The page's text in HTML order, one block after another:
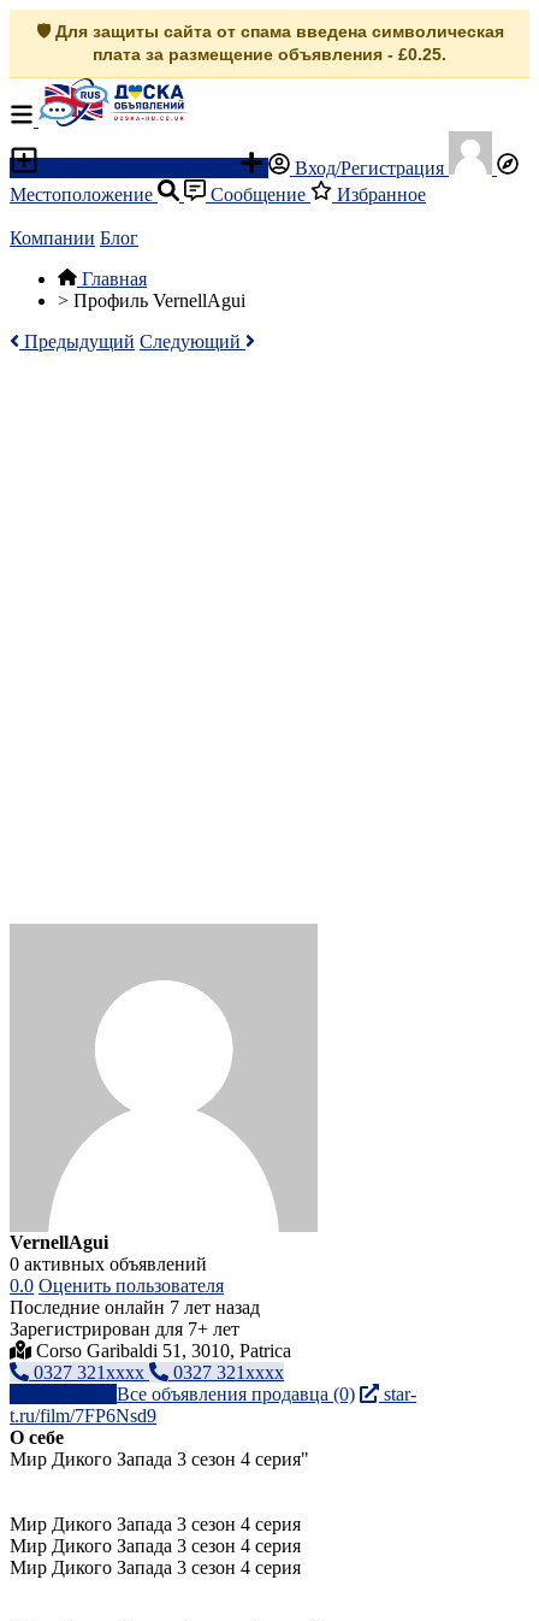
🛡️ Для защиты сайта от спама введена символическая
плата за размещение объявления - £0.25.
Вход/Регистрация
Местоположение
Сообщение Избранное
Компании Блог
Главная
> Профиль VernellAgui
Предыдущий Следующий
VernellAgui
0 активных объявлений
0.0 Оценить пользователя
Последние онлайн 7 лет назад
Зарегистрирован для 7+ лет
Corso Garibaldi 51, 3010, Patrica
0327 321xxxx
0327 321xxxx
Все объявления продавца (0)
star-
t.ru/film/7FP6Nsd9
О себе
Мир Дикого Запада 3 сезон 4 серия"
Мир Дикого Запада 3 сезон 4 серия
Мир Дикого Запада 3 сезон 4 серия
Мир Дикого Запада 3 сезон 4 серия